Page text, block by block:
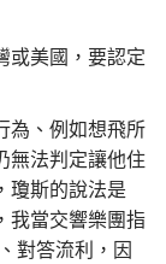
或美國，要認定
為、例如想飛所
無法判定讓他住
瓊斯的說法是
我當交響樂團指
對答流利，因